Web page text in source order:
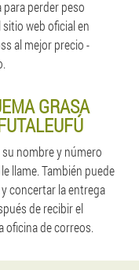
perder peso
web oficial en
al mejor precio -
GRASA
nombre y número
llame. También puede
concertar la entrega
de recibir el
oficina de correos.